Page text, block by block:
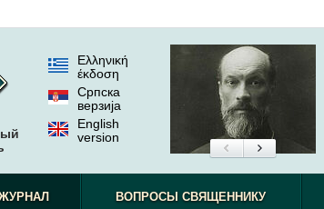
Ελληνική
έκδοση
Српска
верзиjа
English
version
ВОПРОСЫ СВЯЩЕННИКУ